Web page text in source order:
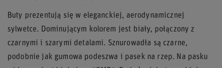
Buty prezentują się w eleganckiej, aerodynamicznej
sylwetce. Dominującym kolorem jest biały, połączony z
czarnymi i szarymi detalami. Sznurowadła są czarne,
podobnie jak gumowa podeszwa i pasek na rzep. Na pasku